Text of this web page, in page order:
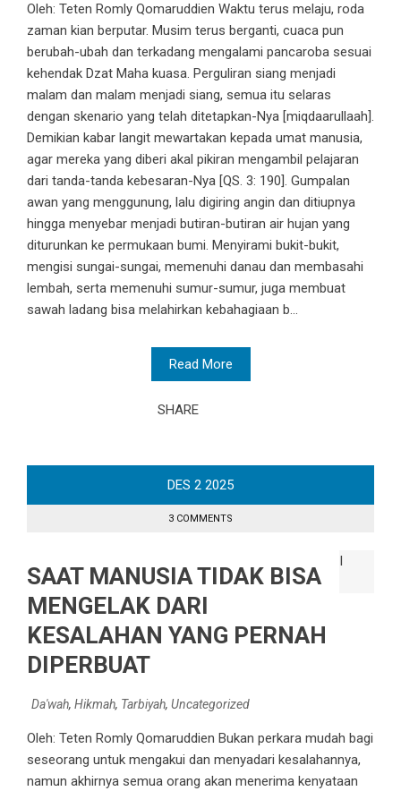
Oleh: Teten Romly Qomaruddien Waktu terus melaju, roda
zaman kian berputar. Musim terus berganti, cuaca pun
berubah-ubah dan terkadang mengalami pancaroba sesuai
kehendak Dzat Maha kuasa. Perguliran siang menjadi
malam dan malam menjadi siang, semua itu selaras
dengan skenario yang telah ditetapkan-Nya [miqdaarullaah].
Demikian kabar langit mewartakan kepada umat manusia,
agar mereka yang diberi akal pikiran mengambil pelajaran
dari tanda-tanda kebesaran-Nya [QS. 3: 190]. Gumpalan
awan yang menggunung, lalu digiring angin dan ditiupnya
hingga menyebar menjadi butiran-butiran air hujan yang
diturunkan ke permukaan bumi. Menyirami bukit-bukit,
mengisi sungai-sungai, memenuhi danau dan membasahi
lembah, serta memenuhi sumur-sumur, juga membuat
sawah ladang bisa melahirkan kebahagiaan b...
Read More
SHARE
DES 2 2025
3 COMMENTS
SAAT MANUSIA TIDAK BISA
MENGELAK DARI
KESALAHAN YANG PERNAH
DIPERBUAT
Da'wah, Hikmah, Tarbiyah, Uncategorized
Oleh: Teten Romly Qomaruddien Bukan perkara mudah bagi
seseorang untuk mengakui dan menyadari kesalahannya,
namun akhirnya semua orang akan menerima kenyataan